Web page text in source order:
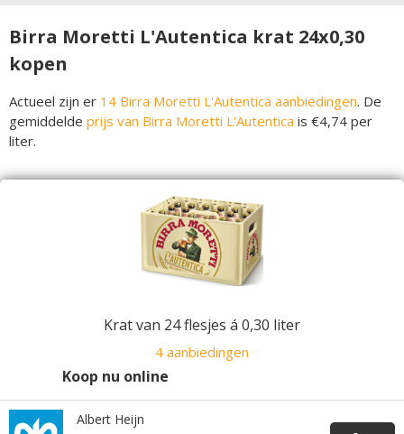
Birra Moretti L'Autentica krat 24x0,30
kopen
Actueel zijn er 14 Birra Moretti L'Autentica aanbiedingen. De
gemiddelde prijs van Birra Moretti L'Autentica is €4,74 per
liter.
Krat van 24 flesjes á 0,30 liter
4 aanbiedingen
Koop nu online
Albert Heijn